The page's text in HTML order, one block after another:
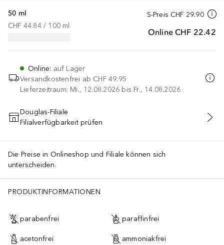
S-Preis CHF 29.90
Online CHF 22.42
50 ml
CHF 44.84 / 100 ml
Online: auf Lager
Versandkostenfrei ab CHF 49.95
Lieferzeitraum: Mi., 12.08.2026 bis Fr., 14.08.2026
IN DEN WARENKORB
Douglas-Filiale
Filialverfügbarkeit prüfen
Die Preise in Onlineshop und Filiale können sich
unterscheiden.
PRODUKTINFORMATIONEN
parabenfrei paraffinfrei
acetonfrei ammoniakfrei